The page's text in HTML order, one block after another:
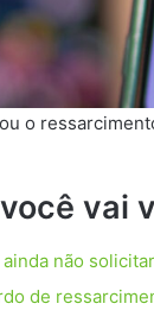
o
vai
não
de